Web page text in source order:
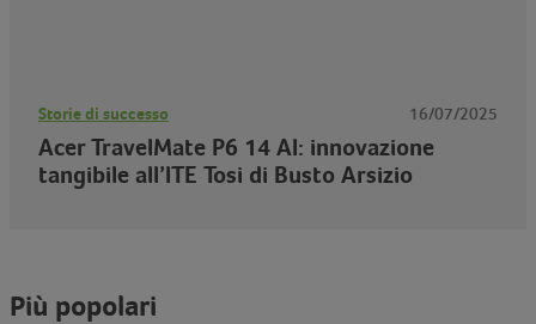
Storie di successo 16/07/2025
Acer TravelMate P6 14 AI: innovazione
tangibile all’ITE Tosi di Busto Arsizio
Più popolari